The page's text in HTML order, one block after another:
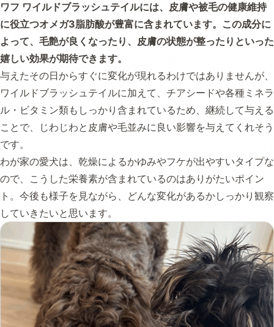
ワフ ワイルドブラッシュテイルには、皮膚や被毛の健康維持
に役立つオメガ3脂肪酸が豊富に含まれています。この成分に
よって、毛艶が良くなったり、皮膚の状態が整ったりといった
嬉しい効果が期待できます。
与えたその日からすぐに変化が現れるわけではありませんが、
ワイルドブラッシュテイルに加えて、チアシードや各種ミネラ
ル・ビタミン類もしっかり含まれているため、継続して与える
ことで、じわじわと皮膚や毛並みに良い影響を与えてくれそう
です。
わが家の愛犬は、乾燥によるかゆみやフケが出やすいタイプな
ので、こうした栄養素が含まれているのはありがたいポイン
ト。今後も様子を見ながら、どんな変化があるかしっかり観察
していきたいと思います。